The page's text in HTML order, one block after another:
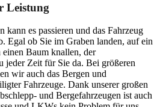
Leistung
kann es passieren und das Fahrzeug
Egal ob Sie im Graben landen, auf ein
einen Baum knallen, der
jeder Zeit für Sie da. Bei größeren
wir auch das Bergen und
Fahrzeuge. Dank unserer großen
und Bergefahrzeugen ist auch